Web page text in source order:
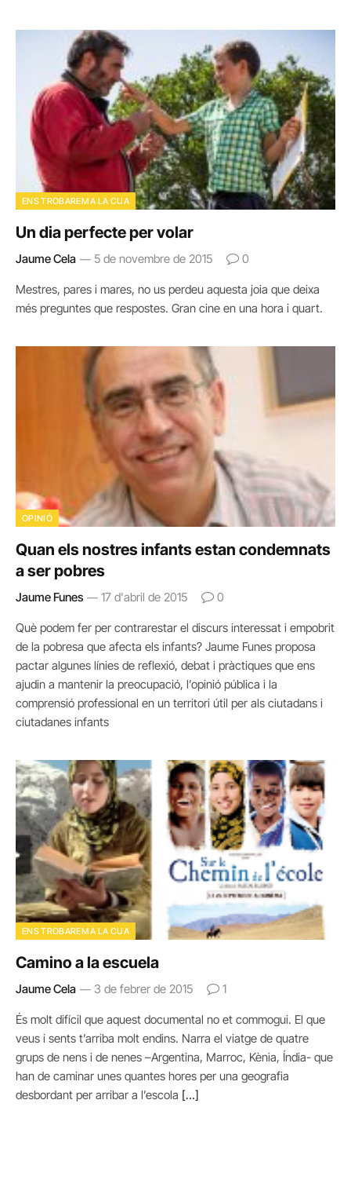
ENS TROBAREM A LA CUA
Un dia perfecte per volar
Jaume Cela 5 de novembre de 2015 0
Mestres, pares i mares, no us perdeu aquesta joia que deixa
més preguntes que respostes. Gran cine en una hora i quart.
OPINIÓ
Quan els nostres infants estan condemnats
a ser pobres
Jaume Funes 17 d'abril de 2015 0
Què podem fer per contrarestar el discurs interessat i empobrit
de la pobresa que afecta els infants? Jaume Funes proposa
pactar algunes línies de reflexió, debat i pràctiques que ens
ajudin a mantenir la preocupació, l’opinió pública i la
comprensió professional en un territori útil per als ciutadans i
ciutadanes infants
ENS TROBAREM A LA CUA
Camino a la escuela
Jaume Cela 3 de febrer de 2015 1
És molt difícil que aquest documental no et commogui. El que
veus i sents t’arriba molt endins. Narra el viatge de quatre
grups de nens i de nenes –Argentina, Marroc, Kènia, Índia- que
han de caminar unes quantes hores per una geografia
desbordant per arribar a l’escola […]